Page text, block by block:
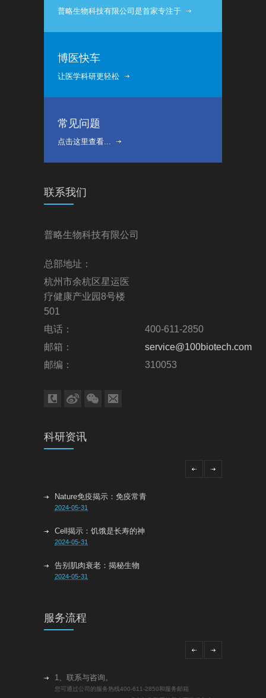
普略生物科技有限公司是首家专注于
博医快车
让医学科研更轻松
常见问题
点击这里查看...
联系我们
普略生物科技有限公司
总部地址：
杭州市余杭区星运医
疗健康产业园8号楼
501
电话：
400-611-2850
邮箱：
service@100biotech.com
邮编：
310053
科研资讯
Nature免疫揭示：免疫常青
2024-05-31
Cell揭示：饥饿是长寿的神
2024-05-31
告别肌肉衰老：揭秘生物
2024-05-31
2024-05-31
2024-04-25
服务流程
1、联系与咨询。
您可通过公司的服务热线400-611-2850和服务邮箱